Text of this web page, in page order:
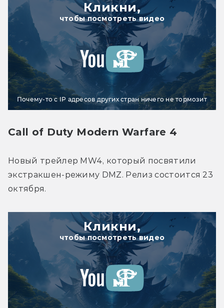
Кликни,
чтобы посмотреть видео
Почему-то с IP адресов других стран ничего не тормозит
Call of Duty Modern Warfare 4
Новый трейлер MW4, который посвятили
экстракшен-режиму DMZ. Релиз состоится 23
октября.
Кликни,
чтобы посмотреть видео